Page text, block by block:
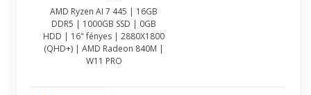
AMD Ryzen AI 7 445 | 16GB
DDR5 | 1000GB SSD | 0GB
HDD | 16" fényes | 2880X1800
(QHD+) | AMD Radeon 840M |
W11 PRO